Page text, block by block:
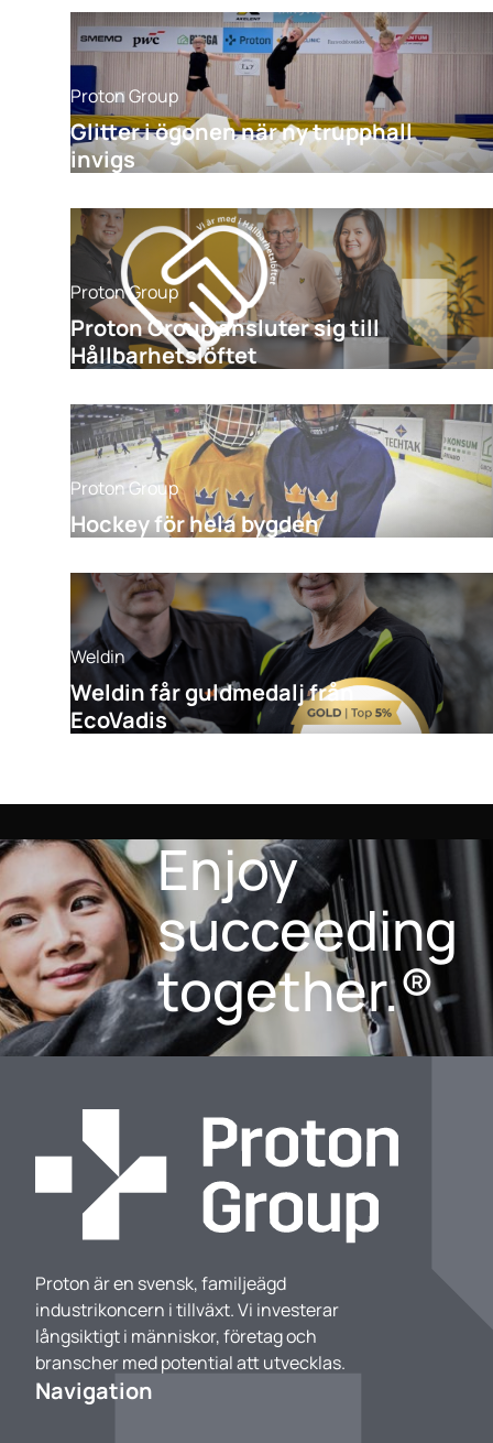
Proton Group
Glitter i ögonen när ny trupphall
invigs
Proton Group
Proton Group ansluter sig till
Hållbarhetslöftet
Proton Group
Hockey för hela bygden
Weldin
Weldin får guldmedalj från
EcoVadis
Enjoy
succeeding
together.®
Proton är en svensk, familjeägd
industrikoncern i tillväxt. Vi investerar
långsiktigt i människor, företag och
branscher med potential att utvecklas.
Navigation